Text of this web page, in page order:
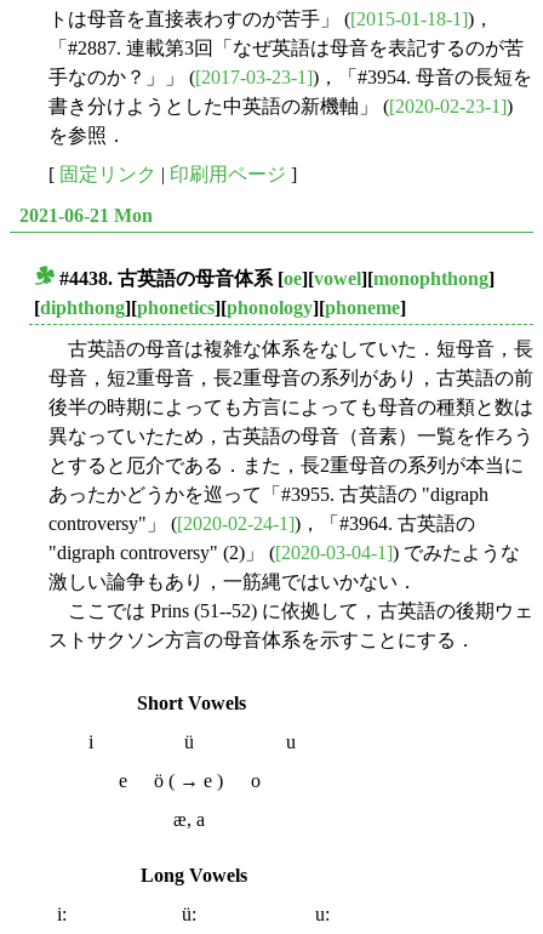
トは母音を直接表わすのが苦手」 ([2015-01-18-1])，
「#2887. 連載第3回「なぜ英語は母音を表記するのが苦
手なのか？」」 ([2017-03-23-1])，「#3954. 母音の長短を
書き分けようとした中英語の新機軸」 ([2020-02-23-1])
を参照．
[ 固定リンク | 印刷用ページ ]
2021-06-21 Mon
#4438. 古英語の母音体系 [oe][vowel][monophthong]
[diphthong][phonetics][phonology][phoneme]
古英語の母音は複雑な体系をなしていた．短母音，長
母音，短2重母音，長2重母音の系列があり，古英語の前
後半の時期によっても方言によっても母音の種類と数は
異なっていたため，古英語の母音（音素）一覧を作ろう
とすると厄介である．また，長2重母音の系列が本当に
あったかどうかを巡って「#3955. 古英語の "digraph
controversy"」 ([2020-02-24-1])，「#3964. 古英語の
"digraph controversy" (2)」 ([2020-03-04-1]) でみたような
激しい論争もあり，一筋縄ではいかない．
ここでは Prins (51--52) に依拠して，古英語の後期ウェ
ストサクソン方言の母音体系を示すことにする．
Short Vowels
i
ü
u
e
ö ( → e )
o
æ, a
Long Vowels
i:
ü: u: